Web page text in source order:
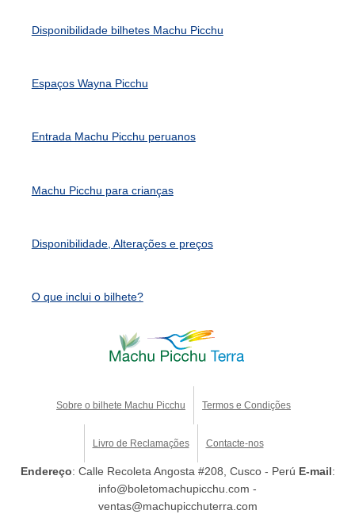
Disponibilidade bilhetes Machu Picchu
Espaços Wayna Picchu
Entrada Machu Picchu peruanos
Machu Picchu para crianças
Disponibilidade, Alterações e preços
O que inclui o bilhete?
Sobre o bilhete Machu Picchu Termos e Condições
Livro de Reclamações Contacte-nos
Endereço: Calle Recoleta Angosta #208, Cusco - Perú E-mail:
info@boletomachupicchu.com -
ventas@machupicchuterra.com